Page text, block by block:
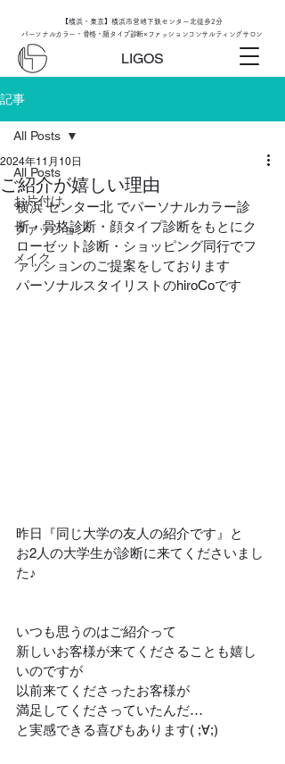
【横浜・東京】横浜市営地下鉄センター北徒歩2分
パーソナルカラー・骨格・顔タイプ診断×ファッションコンサルティングサロン
LIGOS
記事
All Posts
お片付け
ファッション
メイク
All Posts
ご紹介が嬉しい理由
2024年11月10日
横浜 センター北 でパーソナルカラー診
断・骨格診断・顔タイプ診断をもとにク
ローゼット診断・ショッピング同行でフ
ァッションのご提案をしております
パーソナルスタイリストのhiroCoです
昨日『同じ大学の友人の紹介です』と
お2人の大学生が診断に来てくださいまし
た♪
いつも思うのはご紹介って
新しいお客様が来てくださることも嬉し
いのですが
以前来てくださったお客様が
満足してくださっていたんだ…
と実感できる喜びもあります( ;∀;)